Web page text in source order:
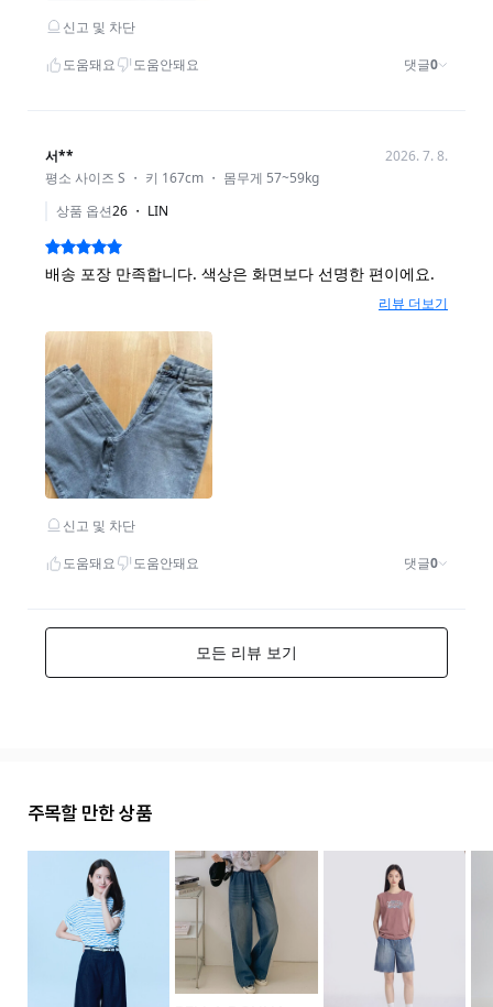
주목할 만한 상품